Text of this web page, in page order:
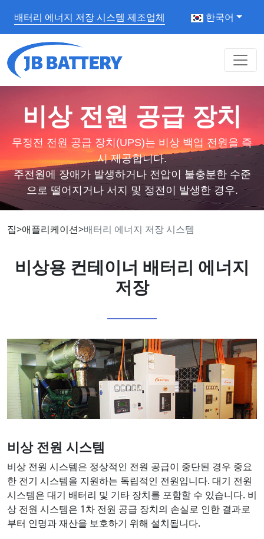
배터리 에너지 저장 시스템 제조업체 한국어
비상 전원 공급 장치
무정전 전원 공급 장치(UPS)는 비상 백업 전원을 즉
시 제공합니다.
주전원에 장애가 발생하거나 전압이 불충분한 수준
으로 떨어지거나 서지 및 정전이 발생한 경우.
집>애플리케이션>배터리 에너지 저장 시스템
비상용 컨테이너 배터리 에너지
저장
비상 전원 시스템
비상 전원 시스템은 정상적인 전원 공급이 중단된 경우 중요
한 전기 시스템을 지원하는 독립적인 전원입니다. 대기 전원
시스템은 대기 배터리 및 기타 장치를 포함할 수 있습니다. 비
상 전원 시스템은 1차 전원 공급 장치의 손실로 인한 결과로
부터 인명과 재산을 보호하기 위해 설치됩니다.